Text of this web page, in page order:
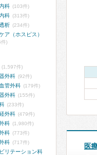
医
科 (103件)
科 (313件)
析 (234件)
ア（ホスピス）
)
(1,597件)
外科 (92件)
管外科 (179件)
外科 (155件)
(233件)
外科 (479件)
科 (1,980件)
科 (773件)
科 (717件)
リテーション科